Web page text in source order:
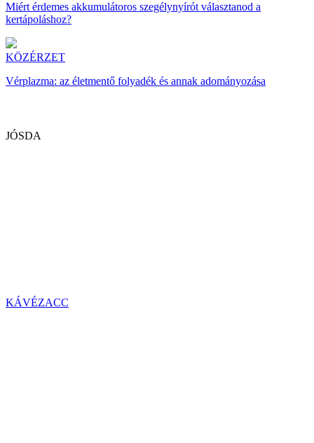
Miért érdemes akkumulátoros szegélynyírót választanod a
kertápoláshoz?
KÖZÉRZET
Vérplazma: az életmentő folyadék és annak adományozása
JÓSDA
KÁVÉZACC